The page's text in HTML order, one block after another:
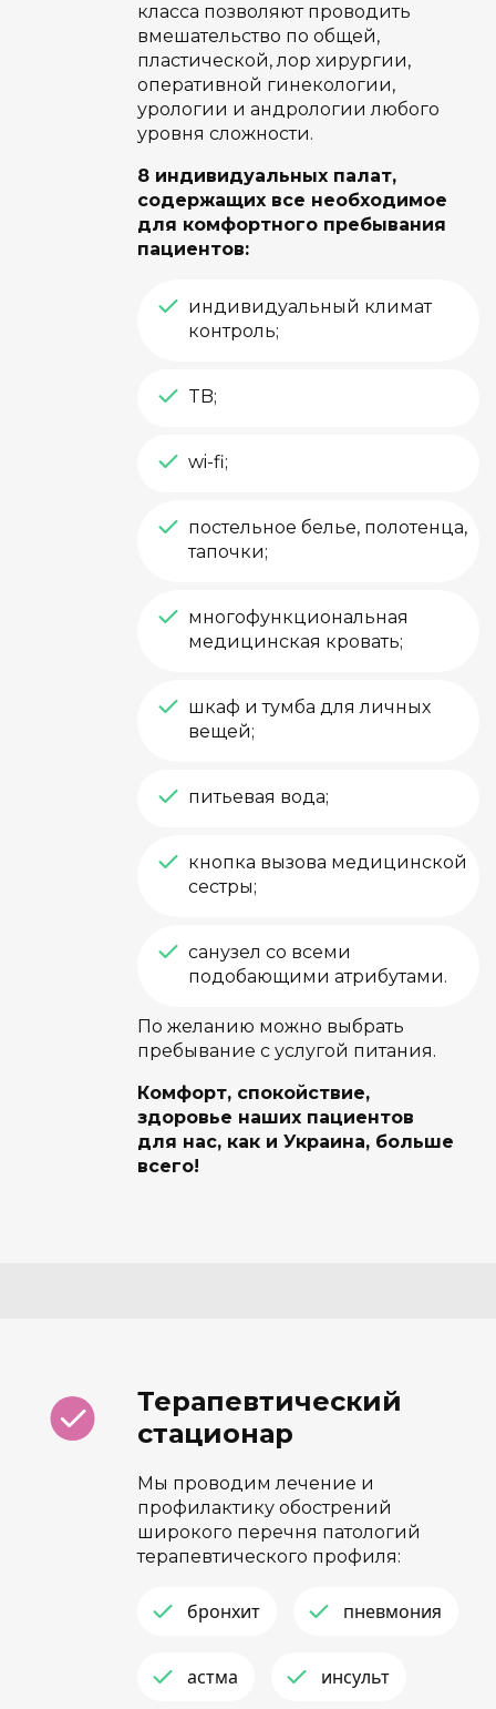
класса позволяют проводить
вмешательство по общей,
пластической, лор хирургии,
оперативной гинекологии,
урологии и андрологии любого
уровня сложности.
8 индивидуальных палат,
содержащих все необходимое
для комфортного пребывания
пациентов:
индивидуальный климат
контроль;
TB;
wi-fi;
постельное белье, полотенца,
тапочки;
многофункциональная
медицинская кровать;
шкаф и тумба для личных
вещей;
питьевая вода;
кнопка вызова медицинской
сестры;
санузел со всеми
подобающими атрибутами.
По желанию можно выбрать
пребывание с услугой питания.
Комфорт, спокойствие,
здоровье наших пациентов
для нас, как и Украина, больше
всего!
Терапевтический
стационар
Мы проводим лечение и
профилактику обострений
широкого перечня патологий
терапевтического профиля:
бронхит пневмония
астма инсульт